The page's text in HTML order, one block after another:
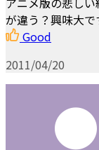
が違う？興味大で
Good
2011/04/20